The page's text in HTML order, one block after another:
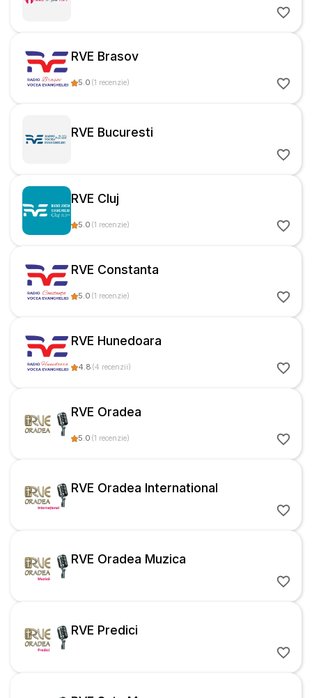
RVE Brasov
5.0 (1 recenzie)
RVE Bucuresti
RVE Cluj
5.0 (1 recenzie)
RVE Constanta
5.0 (1 recenzie)
RVE Hunedoara
4.8 (4 recenzii)
RVE Oradea
5.0 (1 recenzie)
RVE Oradea International
RVE Oradea Muzica
RVE Predici